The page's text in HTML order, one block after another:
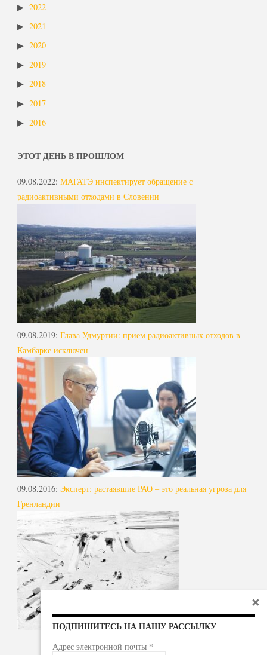
2022
2021
2020
2019
2018
2017
2016
ЭТОТ ДЕНЬ В ПРОШЛОМ
09.08.2022: МАГАТЭ инспектирует обращение с
радиоактивными отходами в Словении
09.08.2019: Глава Удмуртии: прием радиоактивных отходов в
Камбарке исключен
09.08.2016: Эксперт: растаявшие РАО – это реальная угроза для
Гренландии
ПОДПИШИТЕСЬ НА НАШУ РАССЫЛКУ
Адрес электронной почты *